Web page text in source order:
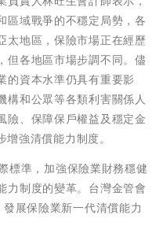
區域戰爭的不穩定局勢，各
太地區，保險市場正在經歷
但各地區市場步調不同。儘
的資本水準仍具有重要影
構和公眾等各類利害關係人
險、保障保戶權益及穩定金
強清償能力制度。
標準，加強保險業財務穩健
力制度的變革。台灣金管會
展保險業新一代清償能力